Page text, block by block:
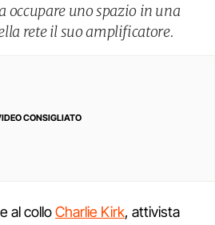
occupare uno spazio in una
rete il suo amplificatore.
CONSIGLIATO
al colloCharlie Kirk, attivista